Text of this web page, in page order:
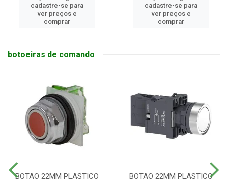
cadastre-se para
ver preços e
comprar
cadastre-se para
ver preços e
comprar
botoeiras de comando
BOTAO 22MM PLASTICO
BOTAO 22MM PLASTICO